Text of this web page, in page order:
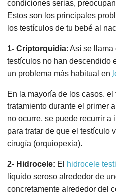
condiciones serias,
Estos son los principales
los testículos de tu bebé al
1- Criptorquidia: Así se llama
testículos no han descendido
un problema más habitual en
En la mayoría de los casos,
tratamiento durante el primer
no ocurre, se puede recurrir a
para tratar de que el testículo
cirugía (orquiopexia).
2- Hidrocele: El hidrocele
líquido seroso alrededor de
concretamente alrededor del